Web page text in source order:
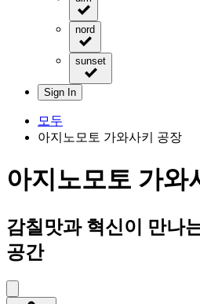
nord
sunset
Sign In
모두
아지노모토 가와사키 공장
아지노모토 가와
감칠맛과 혁신이 만나
공간